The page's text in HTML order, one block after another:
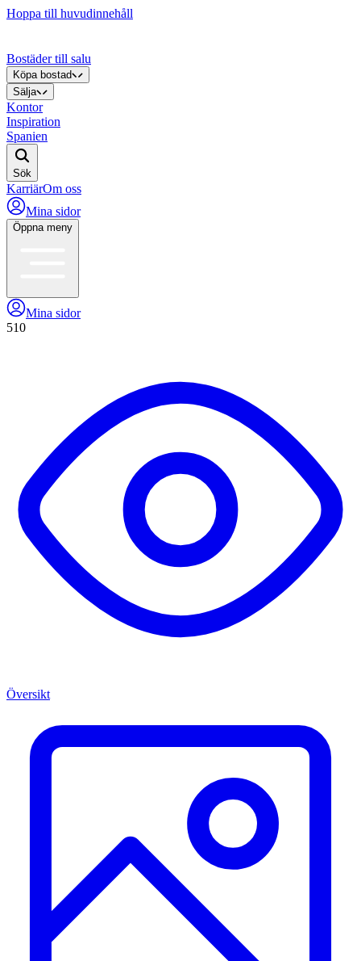
Hoppa till huvudinnehåll
Bostäder till salu
Köpa bostad
Sälja
Kontor
Inspiration
Spanien
Sök
KarriärOm oss
Mina sidor
Öppna meny
Mina sidor
510
Översikt